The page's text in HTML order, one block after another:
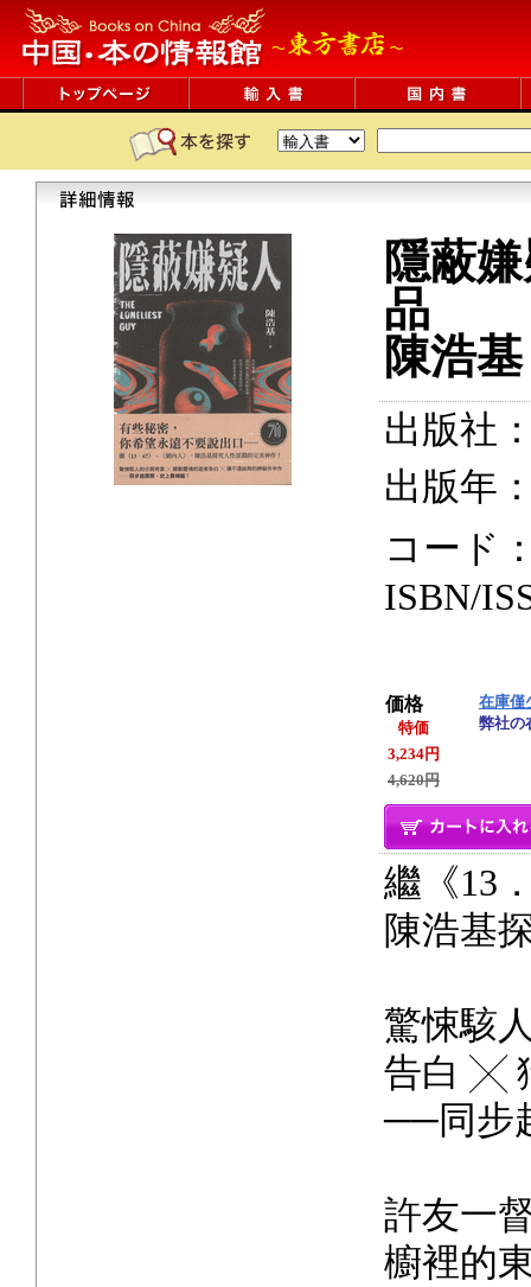
隱蔽
品
陳浩基
出版社
出版年
コー
ISBN/
価格
特価
3,234円
4,620円
在庫僅
弊社の
繼《13
陳浩基
驚悚駭
告白 ╳
──同步
許友一
櫥裡的